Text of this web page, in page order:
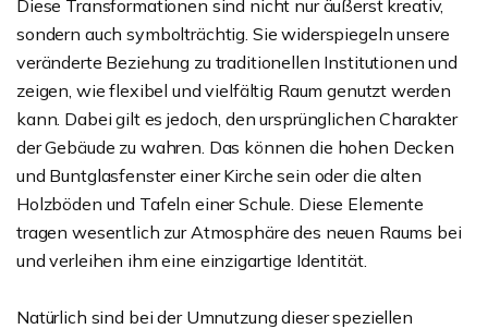
Diese Transformationen sind nicht nur äußerst kreativ,
sondern auch symbolträchtig. Sie widerspiegeln unsere
veränderte Beziehung zu traditionellen Institutionen und
zeigen, wie flexibel und vielfältig Raum genutzt werden
kann. Dabei gilt es jedoch, den ursprünglichen Charakter
der Gebäude zu wahren. Das können die hohen Decken
und Buntglasfenster einer Kirche sein oder die alten
Holzböden und Tafeln einer Schule. Diese Elemente
tragen wesentlich zur Atmosphäre des neuen Raums bei
und verleihen ihm eine einzigartige Identität.
Natürlich sind bei der Umnutzung dieser speziellen